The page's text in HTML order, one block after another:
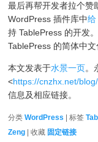
最后再帮开发者拉个赞
WordPress 插件库中给
持 TablePress 的开发
TablePress 的简体中
本文发表于水景一页。
<https://cnzhx.net/
信息及相应链接。
分类WordPress | 标签
Zeng | 收藏 固定链接